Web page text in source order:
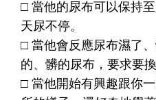
□ 當他的尿布可以保持
天尿不停。
□ 當他會反應尿布濕了
的、髒的尿布，要求要換
□ 當他開始有興趣跟你